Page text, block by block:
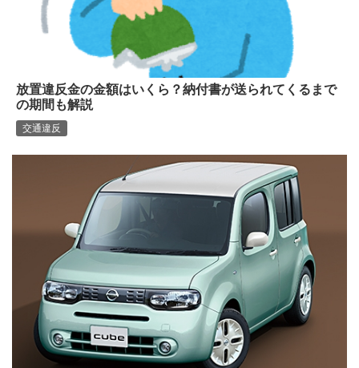
放置違反金の金額はいくら？納付書が送られてくるまで
の期間も解説
交通違反